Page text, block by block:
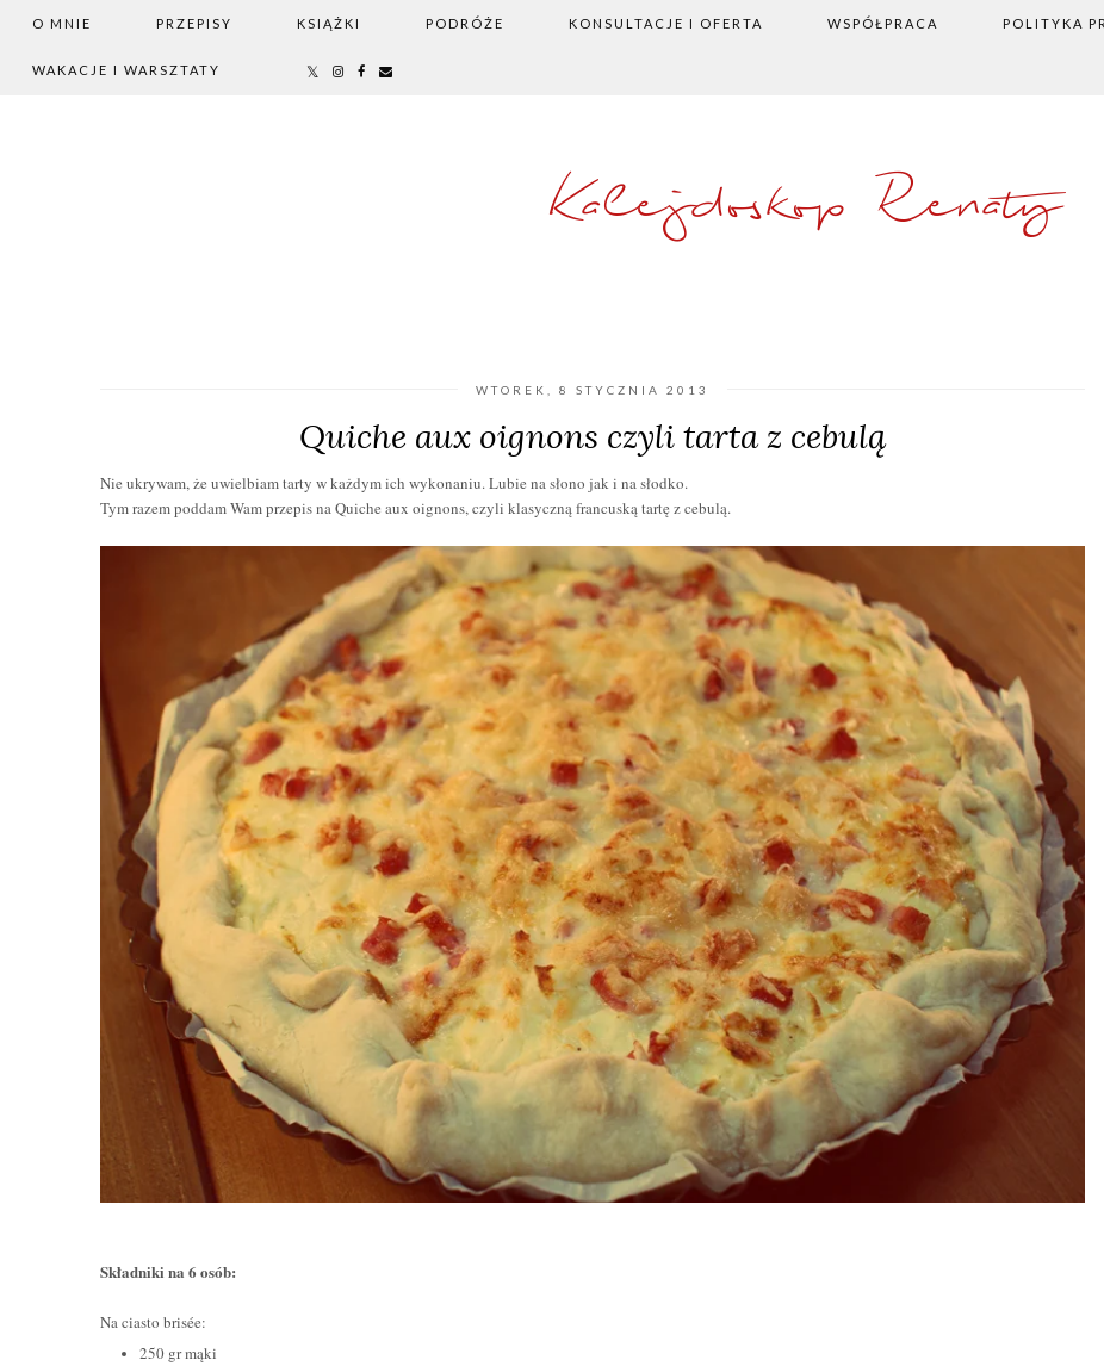
O MNIE PRZEPISY KSIĄŻKI PODRÓŻE KONSULTACJE I OFERTA WSPÓŁPRACA POLITYKA
WAKACJE I WARSZTATY
Kalejdoskop Renaty
WTOREK, 8 STYCZNIA 2013
Quiche aux oignons czyli tarta z cebulą
Nie ukrywam, że uwielbiam tarty w każdym ich wykonaniu. Lubie na słono jak i na słodko.
Tym razem poddam Wam przepis na Quiche aux oignons, czyli klasyczną francuską tartę z cebulą.
Składniki na 6 osób:
Na ciasto brisée:
250 gr mąki